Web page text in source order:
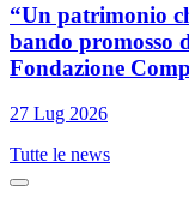
“Un patrimonio
bando promosso
Fondazione
27 Lug 2026
Tutte le news